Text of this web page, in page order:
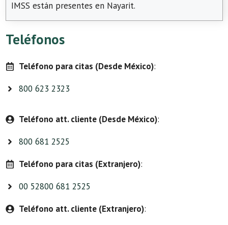
IMSS están presentes en Nayarit.
Teléfonos
Teléfono para citas (Desde México):
800 623 2323
Teléfono att. cliente (Desde México):
800 681 2525
Teléfono para citas (Extranjero):
00 52800 681 2525
Teléfono att. cliente (Extranjero):